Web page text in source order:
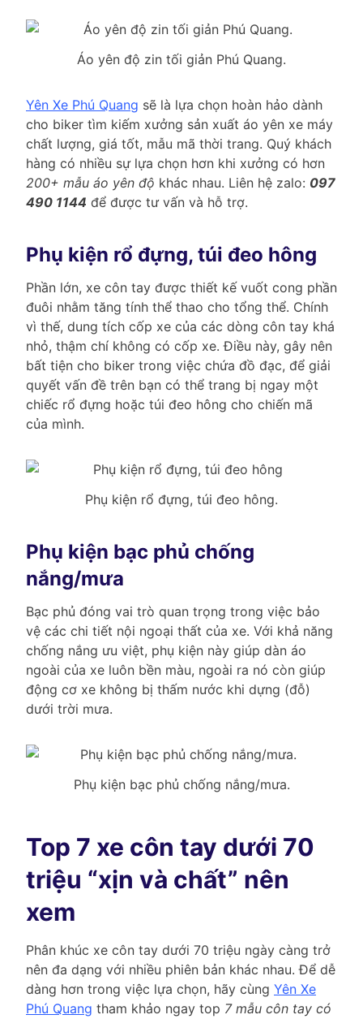
Áo yên độ zin tối giản Phú Quang.
Yên Xe Phú Quang sẽ là lựa chọn hoàn hảo dành
cho biker tìm kiếm xưởng sản xuất áo yên xe máy
chất lượng, giá tốt, mẫu mã thời trang. Quý khách
hàng có nhiều sự lựa chọn hơn khi xưởng có hơn
200+ mẫu áo yên độ khác nhau. Liên hệ zalo: 097
490 1144 để được tư vấn và hỗ trợ.
Phụ kiện rổ đựng, túi đeo hông
Phần lớn, xe côn tay được thiết kế vuốt cong phần
đuôi nhằm tăng tính thể thao cho tổng thể. Chính
vì thế, dung tích cốp xe của các dòng côn tay khá
nhỏ, thậm chí không có cốp xe. Điều này, gây nên
bất tiện cho biker trong việc chứa đồ đạc, để giải
quyết vấn đề trên bạn có thể trang bị ngay một
chiếc rổ đựng hoặc túi đeo hông cho chiến mã
của mình.
Phụ kiện rổ đựng, túi đeo hông.
Phụ kiện bạc phủ chống
nắng/mưa
Bạc phủ đóng vai trò quan trọng trong việc bảo
vệ các chi tiết nội ngoại thất của xe. Với khả năng
chống nắng ưu việt, phụ kiện này giúp dàn áo
ngoài của xe luôn bền màu, ngoài ra nó còn giúp
động cơ xe không bị thấm nước khi dựng (đỗ)
dưới trời mưa.
Phụ kiện bạc phủ chống nắng/mưa.
Top 7 xe côn tay dưới 70
triệu “xịn và chất” nên
xem
Phân khúc xe côn tay dưới 70 triệu ngày càng trở
nên đa dạng với nhiều phiên bản khác nhau. Để dễ
dàng hơn trong việc lựa chọn, hãy cùng Yên Xe
Phú Quang tham khảo ngay top 7 mẫu côn tay có